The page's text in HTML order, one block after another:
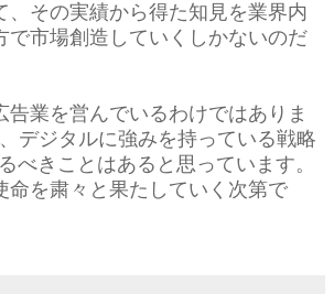
、その実績から得た知見を業界内
で市場創造していくしかないのだ
告業を営んでいるわけではありま
デジタルに強みを持っている戦略
べきことはあると思っています。
命を粛々と果たしていく次第で